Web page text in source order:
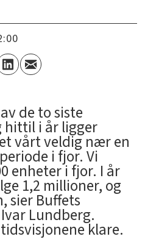
de to siste
hittil i år ligger
vårt veldig nær en
i fjor. Vi
enheter i fjor. I år
1,2 millioner, og
sier Buffets
Lundberg.
klare.